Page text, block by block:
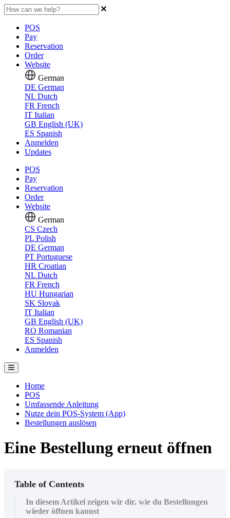
POS
Pay
Reservation
Order
Website
German
DE German
NL Dutch
FR French
IT Italian
GB English (UK)
ES Spanish
Anmelden
Updates
POS
Pay
Reservation
Order
Website
German
CS Czech
PL Polish
DE German
PT Portuguese
HR Croatian
NL Dutch
FR French
HU Hungarian
SK Slovak
IT Italian
GB English (UK)
RO Romanian
ES Spanish
Anmelden
Home
POS
Umfassende Anleitung
Nutze dein POS-System (App)
Bestellungen auslösen
Eine Bestellung erneut öffnen
Table of Contents
In diesem Artikel zeigen wir dir, wie du Bestellungen
wieder öffnen kannst